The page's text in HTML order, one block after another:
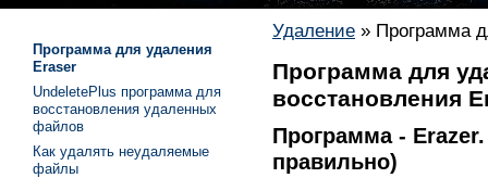
Удаление » Программа
Программа для
восстановления
Программа -
правильно)
Программа для удаления
Eraser
UndeletePlus программа для
восстановления удаленных
файлов
Как удалять неудаляемые
файлы